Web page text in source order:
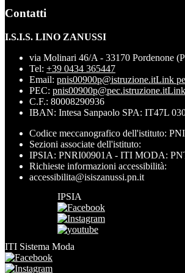
Contatti
I.S.I.S. LINO ZANUSSI
via Molinari 46/A - 33170 Pordenone
Tel: +39 0434 365447
Email: pnis00900p@istruzione.itLink
PEC: pnis00900p@pec.istruzione.it
C.F.: 80008290936
IBAN: Intesa Sanpaolo SPA: IT47L
Codice meccanografico dell'istituto:
Sezioni associate dell'istituto:
IPSIA: PNRI00901A - ITI MODA:
Richieste informazioni accessibilità:
accessibilita@isiszanussi.pn.it
IPSIA
ITI Sistema Moda